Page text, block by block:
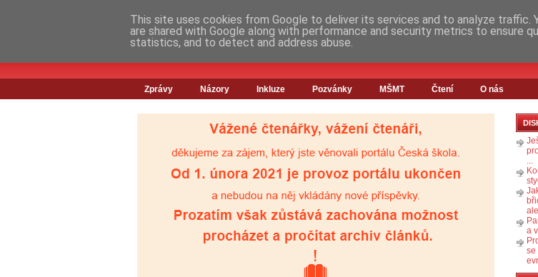
Zprávy Názory Inkluze Pozvánky MŠMT Čtení O nás
...
a
se
This site uses cookies from Google to deliver its services and to analyze traffic.
are shared with Google along with performance and security metrics to ensure
statistics, and to detect and address abuse.